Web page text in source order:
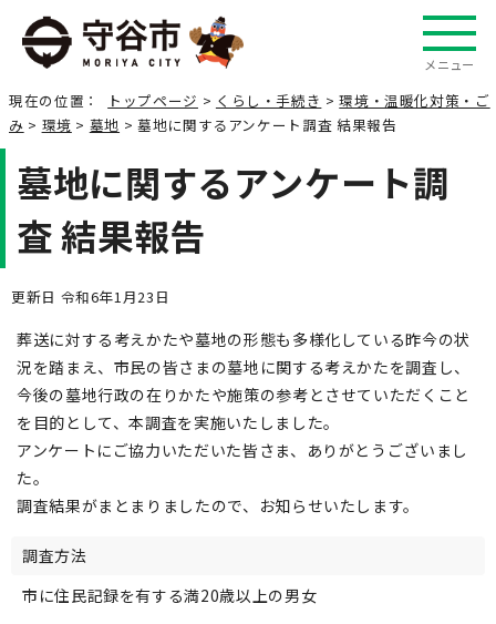
メニュー
現在の位置： トップページ > くらし・手続き >環境・温暖化対策・ご
み > 環境 > 墓地 > 墓地に関するアンケート調査 結果報告
墓地に関するアンケート調
査 結果報告
更新日 令和6年1月23日
葬送に対する考えかたや墓地の形態も多様化している昨今の状
況を踏まえ、市民の皆さまの墓地に関する考えかたを調査し、
今後の墓地行政の在りかたや施策の参考とさせていただくこと
を目的として、本調査を実施いたしました。
アンケートにご協力いただいた皆さま、ありがとうございまし
た。
調査結果がまとまりましたので、お知らせいたします。
調査方法
市に住民記録を有する満20歳以上の男女